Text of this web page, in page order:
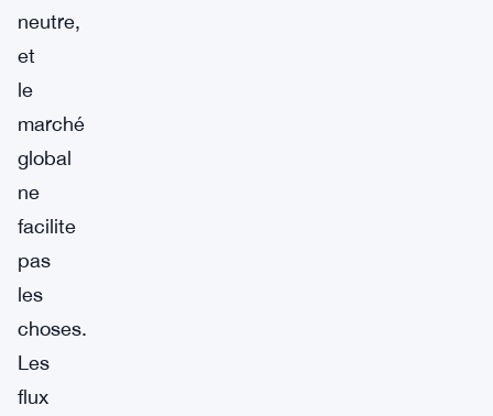
neutre,
et
le
marché
global
ne
facilite
pas
les
choses.
Les
flux